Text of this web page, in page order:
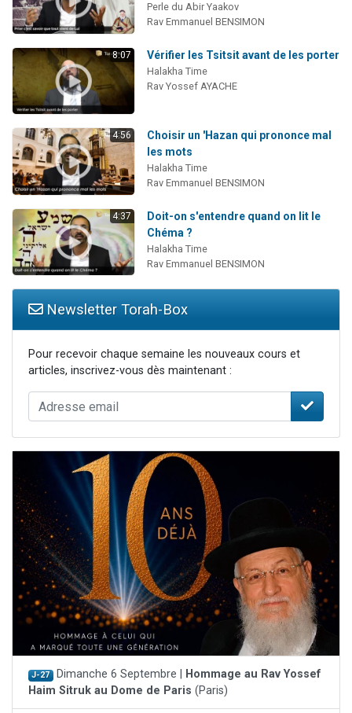
Perle du Abir Yaakov
Rav Emmanuel BENSIMON
8:07 Vérifier les Tsitsit avant de les porter
Halakha Time
Rav Yossef AYACHE
4:56
Choisir un 'Hazan qui prononce mal
les mots
Halakha Time
Rav Emmanuel BENSIMON
4:37
Doit-on s'entendre quand on lit le
Chéma ?
Halakha Time
Rav Emmanuel BENSIMON
Newsletter Torah-Box
Pour recevoir chaque semaine les nouveaux cours et
articles, inscrivez-vous dès maintenant :
J-27 Dimanche 6 Septembre |
Hommage au Rav Yossef
Haim Sitruk au Dome de Paris (Paris)